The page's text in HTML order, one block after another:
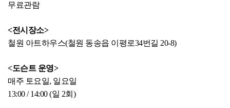
무료관람
<전시장소>
철원 아트하우스(철원 동송읍 이평로34번길 20-8)
<도슨트 운영>
매주 토요일, 일요일
13:00 / 14:00 (일 2회)